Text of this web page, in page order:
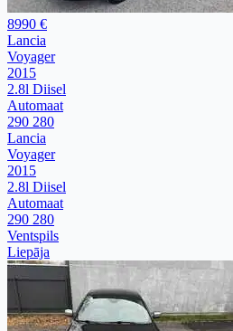
8990 €
Lancia
Voyager
2015
2.8l Diisel
Automaat
290 280
Lancia
Voyager
2015
2.8l Diisel
Automaat
290 280
Ventspils
Liepāja